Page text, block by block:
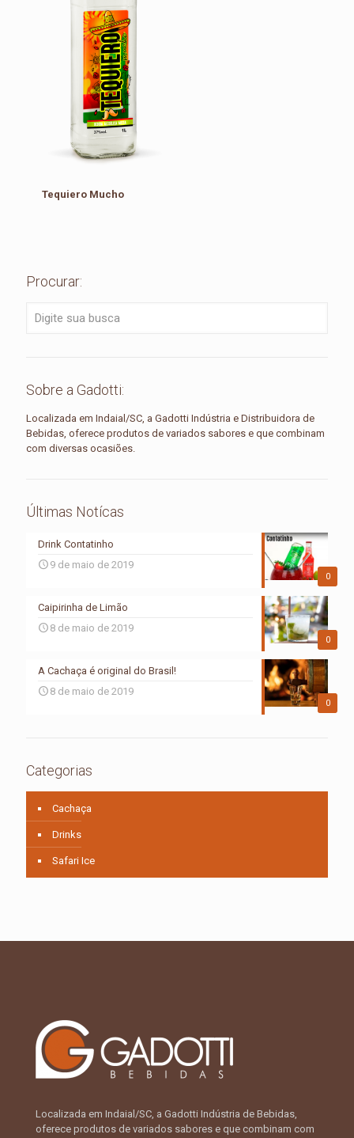
Tequiero Mucho
Procurar:
Sobre a Gadotti:
Localizada em Indaial/SC, a Gadotti Indústria e Distribuidora de
Bebidas, oferece produtos de variados sabores e que combinam
com diversas ocasiões.
Últimas Notícas
0
Drink Contatinho
9 de maio de 2019
0
Caipirinha de Limão
8 de maio de 2019
0
A Cachaça é original do Brasil!
8 de maio de 2019
Categorias
Cachaça
Drinks
Safari Ice
Localizada em Indaial/SC, a Gadotti Indústria de Bebidas,
oferece produtos de variados sabores e que combinam com